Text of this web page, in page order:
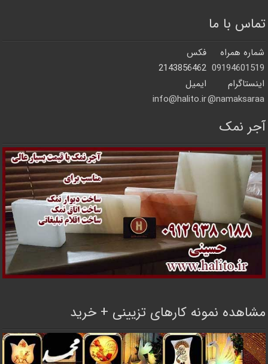
تماس با ما
شماره همراه
فکس
09194601519
2143856462
اینستاگرام
ایمیل
namaksaraa@
info@halito.ir
آجر نمک
مشاهده نمونه کارهای تزیینی + خرید